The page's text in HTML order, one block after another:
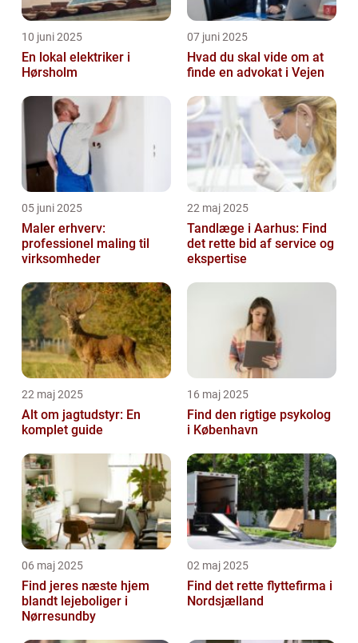
10 juni 2025
En lokal elektriker i
Hørsholm
07 juni 2025
Hvad du skal vide om at
finde en advokat i Vejen
05 juni 2025
Maler erhverv:
professionel maling til
virksomheder
22 maj 2025
Tandlæge i Aarhus: Find
det rette bid af service og
ekspertise
22 maj 2025
Alt om jagtudstyr: En
komplet guide
16 maj 2025
Find den rigtige psykolog
i København
06 maj 2025
Find jeres næste hjem
blandt lejeboliger i
Nørresundby
02 maj 2025
Find det rette flyttefirma i
Nordsjælland